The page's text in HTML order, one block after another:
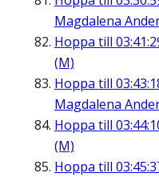
Magdalena
Hoppa till
(M)
Hoppa till
Magdalena
Hoppa till
(M)
Hoppa till